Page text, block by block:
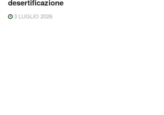
desertificazione
3 LUGLIO 2026